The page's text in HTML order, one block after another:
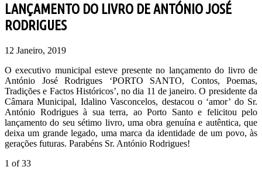
LANÇAMENTO DO LIVRO DE ANTÓNIO JOSÉ
RODRIGUES
12 Janeiro, 2019
O executivo municipal esteve presente no lançamento do livro de
António José Rodrigues ‘PORTO SANTO, Contos, Poemas,
Tradições e Factos Históricos’, no dia 11 de janeiro. O presidente da
Câmara Municipal, Idalino Vasconcelos, destacou o ‘amor’ do Sr.
António Rodrigues à sua terra, ao Porto Santo e felicitou pelo
lançamento do seu sétimo livro, uma obra genuína e autêntica, que
deixa um grande legado, uma marca da identidade de um povo, às
gerações futuras. Parabéns Sr. António Rodrigues!
1 of 33